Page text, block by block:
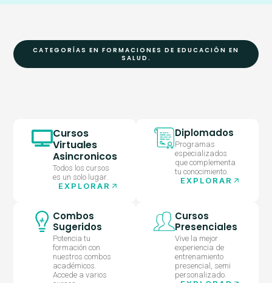
CATEGORÍAS EN FORMACIONES DE EDUCACIÓN EN
SALUD.
Cursos
Virtuales
Asincronicos
Todos los cursos
es un solo lugar.
EXPLORAR
Diplomados
Programas
especializados
que complementa
tu conocimiento.
EXPLORAR
Combos
Sugeridos
Potencia tu
formación con
nuestros combos
académicos.
Accede a varios
Cursos
Presenciales
Vive la mejor
experiencia de
entrenamiento
presencial, semi
personalizado.